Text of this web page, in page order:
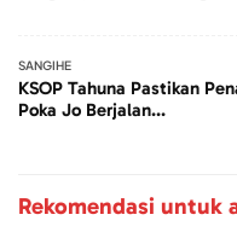
SANGIHE
KSOP Tahuna Pastikan
Poka Jo Berjalan...
Rekomendasi untuk